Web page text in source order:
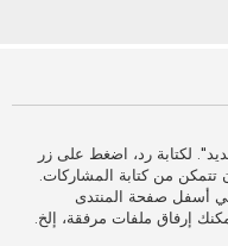
لكتابة رد، اضغط على زر
من كتابة المشاركات.
أسفل صفحة المنتدى
إرفاق ملفات مرفقة، إلخ.